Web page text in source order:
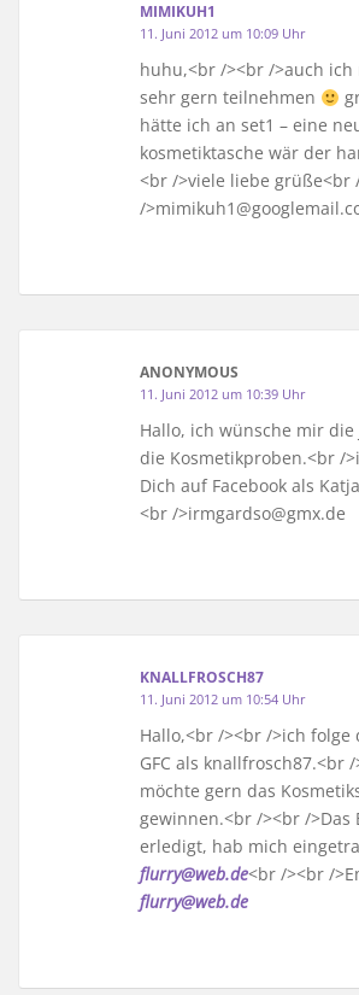
MIMIKUH1
11. Juni 2012 um 10:09 Uhr
huhu,<br /><br />auch
sehr gern teilnehmen
hätte ich an set1 – eine
kosmetiktasche wär der
<br />viele liebe grüße<br
/
ANONYMOUS
11. Juni 2012 um 10:39 Uhr
Hallo, ich wünsche mir die
die Kosmetikproben.<br /
Dich auf Facebook als
<br />irmgardso@gmx.de
KNALLFROSCH87
11. Juni 2012 um 10:54 Uhr
Hallo,<br /><br />ich folge
GFC als knallfrosch87.<br
möchte gern das
gewinnen.<br /><br />Das
erledigt, hab mich
flurry@web.de<br /><br /
flurry@web.de